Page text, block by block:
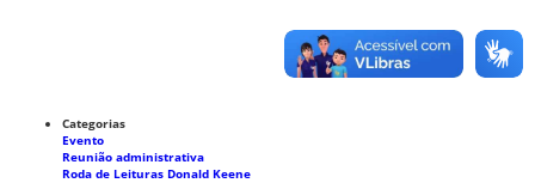
Categorias
Evento
Reunião administrativa
Roda de Leituras Donald Keene